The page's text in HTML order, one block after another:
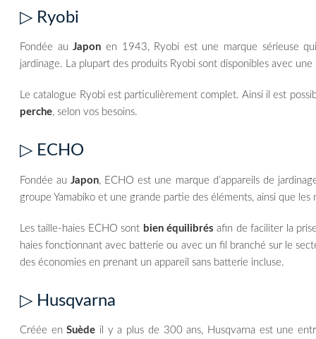
▷ Ryobi
Fondée auJapon en 1943, Ryobi est une marque sérieuse
jardinage. La plupart des produits Ryobi sont disponibles avec
Le catalogue Ryobi est particulièrement complet. Ainsi il est
perche, selon vos besoins.
▷ ECHO
Fondée auJapon, ECHO est une marque d’appareils de
groupe Yamabiko et une grande partie des éléments, ainsi que
Les taille-haies ECHO sont bien équilibrés afin de faciliter la
haies fonctionnant avec batterie ou avec un fil branché sur le
des économies en prenant un appareil sans batterie incluse.
▷ Husqvarna
Créée enSuède il y a plus de 300 ans, Husqvarna est une